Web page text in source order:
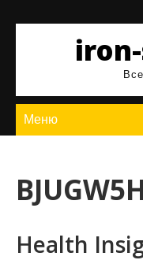
содержимому
Меню
Health